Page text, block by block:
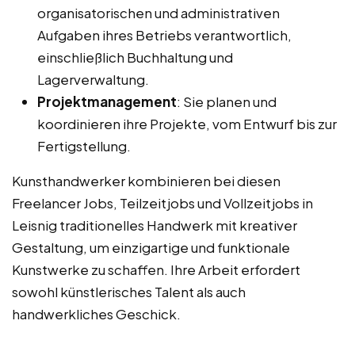
organisatorischen und administrativen
Aufgaben ihres Betriebs verantwortlich,
einschließlich Buchhaltung und
Lagerverwaltung.
Projektmanagement: Sie planen und
koordinieren ihre Projekte, vom Entwurf bis zur
Fertigstellung.
Kunsthandwerker kombinieren bei diesen
Freelancer Jobs, Teilzeitjobs und Vollzeitjobs in
Leisnig traditionelles Handwerk mit kreativer
Gestaltung, um einzigartige und funktionale
Kunstwerke zu schaffen. Ihre Arbeit erfordert
sowohl künstlerisches Talent als auch
handwerkliches Geschick.